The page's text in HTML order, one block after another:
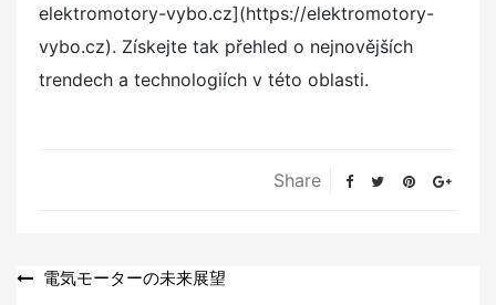
elektromotory-vybo.cz](https://elektromotory-
vybo.cz). Získejte tak přehled o nejnovějších
trendech a technologiích v této oblasti.
Share
Navigace
電気モーターの未来展望